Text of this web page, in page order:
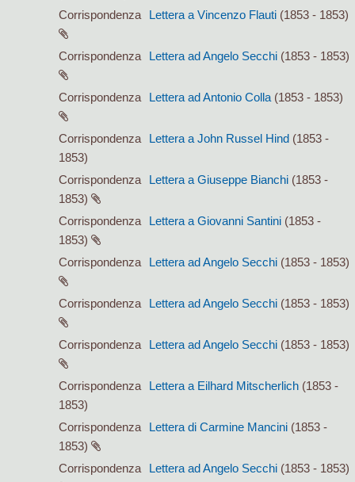
Corrispondenza
Lettera a Vincenzo Flauti (1853 - 1853)
Corrispondenza Lettera ad Angelo Secchi (1853 - 1853)
Corrispondenza Lettera ad Antonio Colla (1853 - 1853)
Corrispondenza Lettera a John Russel Hind (1853 -
1853)
Corrispondenza
Lettera a Giuseppe Bianchi (1853 -
1853)
Corrispondenza
Lettera a Giovanni Santini (1853 -
1853)
Corrispondenza
Lettera ad Angelo Secchi (1853 - 1853)
Corrispondenza Lettera ad Angelo Secchi (1853 - 1853)
Corrispondenza Lettera ad Angelo Secchi (1853 - 1853)
Corrispondenza Lettera a Eilhard Mitscherlich (1853 -
1853)
Corrispondenza
Lettera di Carmine Mancini (1853 -
1853)
Corrispondenza
Lettera ad Angelo Secchi (1853 - 1853)